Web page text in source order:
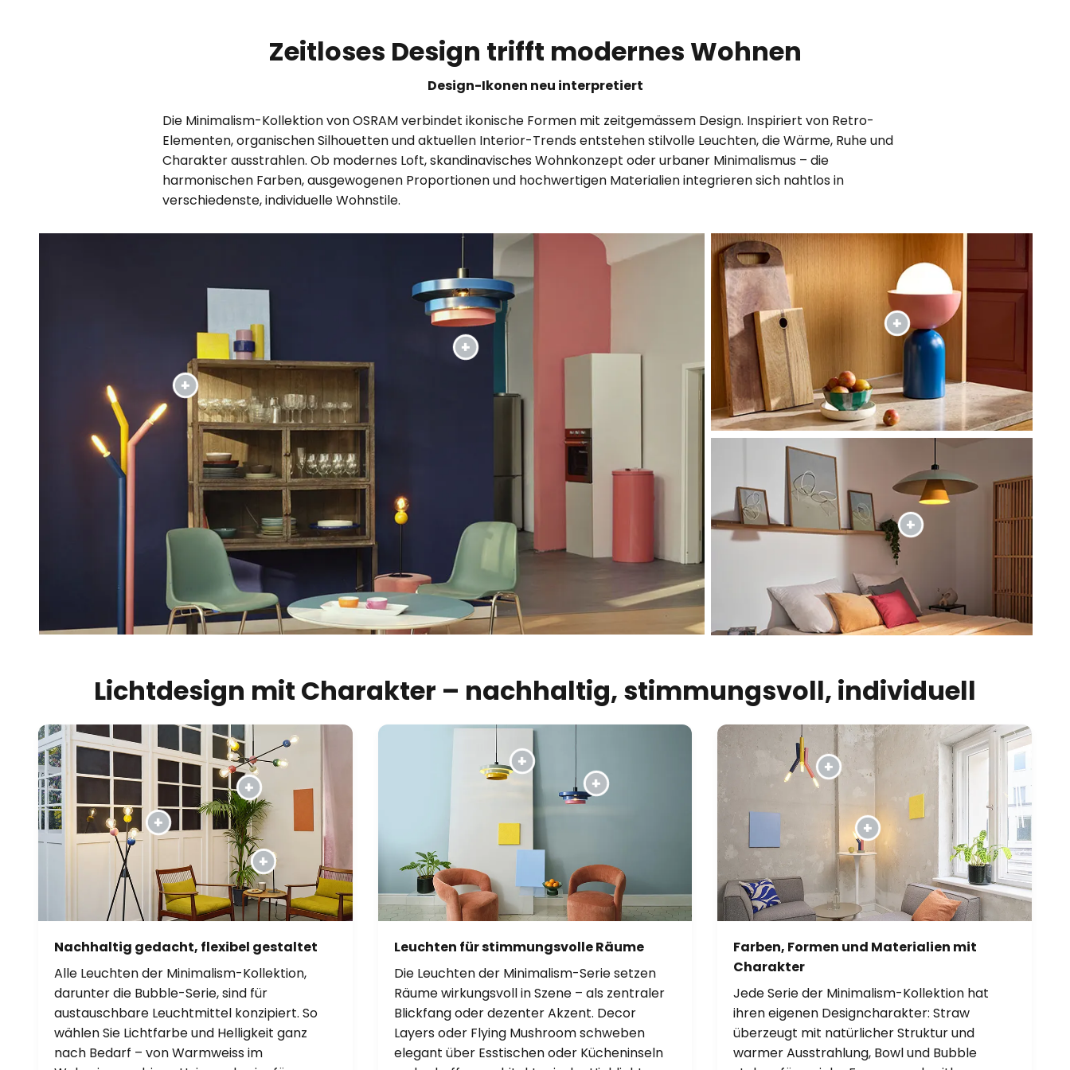
Zeitloses Design trifft modernes Wohnen
Design-Ikonen neu interpretiert
Die Minimalism-Kollektion von OSRAM verbindet ikonische Formen mit zeitgemässem Design. Inspiriert von Retro-
Elementen, organischen Silhouetten und aktuellen Interior-Trends entstehen stilvolle Leuchten, die Wärme, Ruhe und
Charakter ausstrahlen. Ob modernes Loft, skandinavisches Wohnkonzept oder urbaner Minimalismus – die
harmonischen Farben, ausgewogenen Proportionen und hochwertigen Materialien integrieren sich nahtlos in
verschiedenste, individuelle Wohnstile.
Lichtdesign mit Charakter – nachhaltig, stimmungsvoll, individuell
Nachhaltig gedacht, flexibel gestaltet
Alle Leuchten der Minimalism-Kollektion,
darunter die Bubble-Serie, sind für
austauschbare Leuchtmittel konzipiert. So
wählen Sie Lichtfarbe und Helligkeit ganz
nach Bedarf – von Warmweiss im
Leuchten für stimmungsvolle Räume
Die Leuchten der Minimalism-Serie setzen
Räume wirkungsvoll in Szene – als zentraler
Blickfang oder dezenter Akzent. Decor
Layers oder Flying Mushroom schweben
elegant über Esstischen oder Kücheninseln
Farben, Formen und Materialien mit
Charakter
Jede Serie der Minimalism-Kollektion hat
ihren eigenen Designcharakter: Straw
überzeugt mit natürlicher Struktur und
warmer Ausstrahlung, Bowl und Bubble